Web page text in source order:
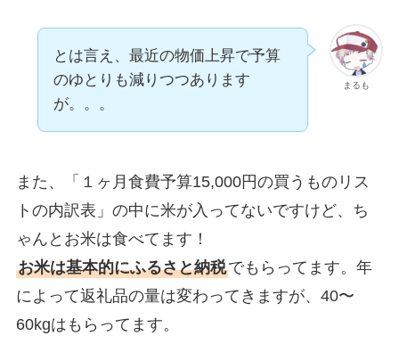
まるも
とは言え、最近の物価上昇で予算
のゆとりも減りつつあります
が。。。
また、「１ヶ月食費予算15,000円の買うものリス
トの内訳表」の中に米が入ってないですけど、ち
ゃんとお米は食べてます！
お米は基本的にふるさと納税でもらってます。年
によって返礼品の量は変わってきますが、40〜
60kgはもらってます。